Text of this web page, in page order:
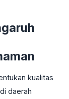
kualitas
daerah